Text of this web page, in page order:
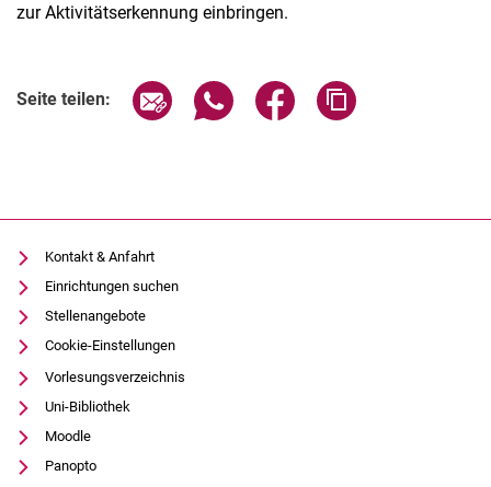
zur Aktivitätserkennung einbringen.
Seite teilen: Seite über E-Mail teilen
Seite über WhatsApp teilen
Seite über Facebook
Kontakt & Anfahrt
Einrichtungen suchen
Stellenangebote
Cookie-Einstellungen
Vorlesungsverzeichnis
Uni-Bibliothek
Moodle
Panopto